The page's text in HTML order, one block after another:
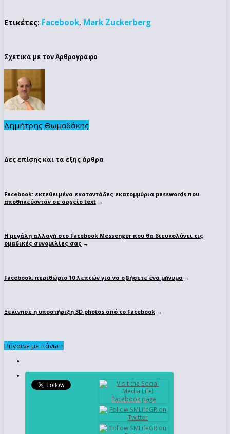
Ετικέτες: Facebook, Mark Zuckerberg
Σχετικά με τον Αρθρογράφο
Δημήτρης Θωμαδάκης
Δες επίσης και τα εξής άρθρα
Facebook: εκτεθειμένα εκατοντάδες εκατομμύρια passwords που
αποθηκεύονταν σε αρχείο text →
Η μεγάλη αλλαγή στο Facebook Messenger που θα διευκολύνει τις
ομαδικές συνομιλίες σας →
Facebook: περιθώριο 10 λεπτών για να σβήσετε ένα μήνυμα →
Ξεκίνησε η υποστήριξη 3D photos από το Facebook →
Πήγαινε με πάνω ↑